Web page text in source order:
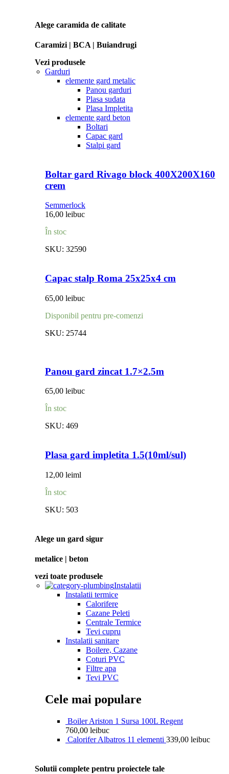
Alege caramida de calitate
Caramizi | BCA | Buiandrugi
Vezi produsele
Garduri
elemente gard metalic
Panou garduri
Plasa sudata
Plasa Impletita
elemente gard beton
Boltari
Capac gard
Stalpi gard
Boltar gard Rivago block 400X200X160
crem
Semmerlock
16,00 leibuc
În stoc
SKU: 32590
Capac stalp Roma 25x25x4 cm
65,00 leibuc
Disponibil pentru pre-comenzi
SKU: 25744
Panou gard zincat 1.7×2.5m
65,00 leibuc
În stoc
SKU: 469
Plasa gard impletita 1.5(10ml/sul)
12,00 leiml
În stoc
SKU: 503
Alege un gard sigur
metalice | beton
vezi toate produsele
Instalatii
Instalatii termice
Calorifere
Cazane Peleti
Centrale Termice
Tevi cupru
Instalatii sanitare
Boilere, Cazane
Coturi PVC
Filtre apa
Tevi PVC
Cele mai populare
Boiler Ariston 1 Sursa 100L Regent
760,00 leibuc
Calorifer Albatros 11 elementi 339,00 leibuc
Solutii complete pentru proiectele tale